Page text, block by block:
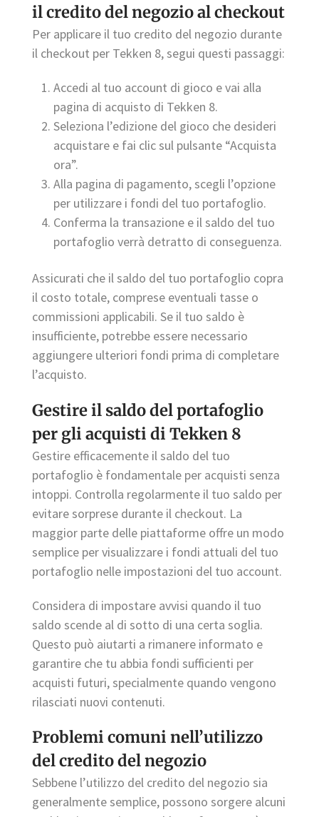
il credito del negozio al checkout
Per applicare il tuo credito del negozio durante
il checkout per Tekken 8, segui questi passaggi:
Accedi al tuo account di gioco e vai alla
pagina di acquisto di Tekken 8.
Seleziona l’edizione del gioco che desideri
acquistare e fai clic sul pulsante “Acquista
ora”.
Alla pagina di pagamento, scegli l’opzione
per utilizzare i fondi del tuo portafoglio.
Conferma la transazione e il saldo del tuo
portafoglio verrà detratto di conseguenza.
Assicurati che il saldo del tuo portafoglio copra
il costo totale, comprese eventuali tasse o
commissioni applicabili. Se il tuo saldo è
insufficiente, potrebbe essere necessario
aggiungere ulteriori fondi prima di completare
l’acquisto.
Gestire il saldo del portafoglio
per gli acquisti di Tekken 8
Gestire efficacemente il saldo del tuo
portafoglio è fondamentale per acquisti senza
intoppi. Controlla regolarmente il tuo saldo per
evitare sorprese durante il checkout. La
maggior parte delle piattaforme offre un modo
semplice per visualizzare i fondi attuali del tuo
portafoglio nelle impostazioni del tuo account.
Considera di impostare avvisi quando il tuo
saldo scende al di sotto di una certa soglia.
Questo può aiutarti a rimanere informato e
garantire che tu abbia fondi sufficienti per
acquisti futuri, specialmente quando vengono
rilasciati nuovi contenuti.
Problemi comuni nell’utilizzo
del credito del negozio
Sebbene l’utilizzo del credito del negozio sia
generalmente semplice, possono sorgere alcuni